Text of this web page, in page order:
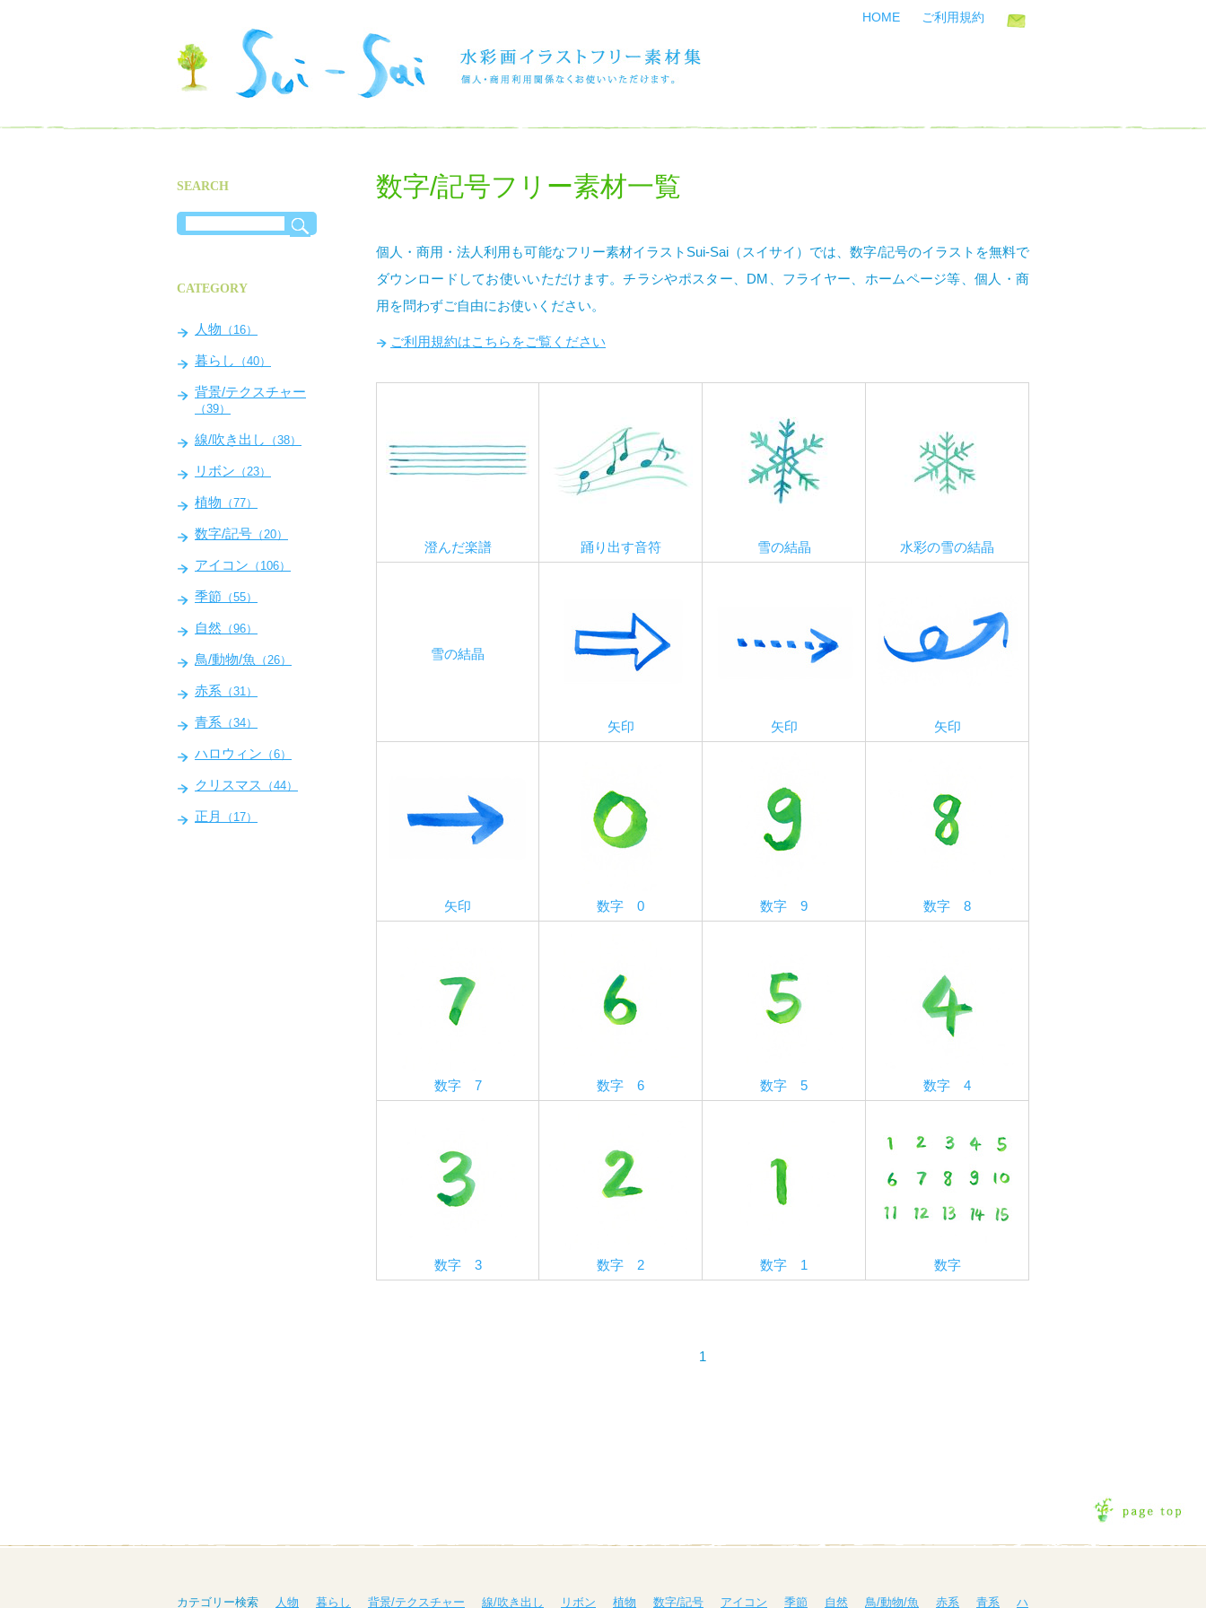
HOME ご利用規約
数字/記号フリー素材一覧
個人・商用・法人利用も可能なフリー素材イラストSui-Sai（スイサイ）では、数字/記号のイラストを無料で
ダウンロードしてお使いいただけます。チラシやポスター、DM、フライヤー、ホームページ等、個人・商
用を問わずご自由にお使いください。
ご利用規約はこちらをご覧ください
澄んだ楽譜 踊り出す音符 雪の結晶 水彩の雪の結晶
雪の結晶
矢印 矢印 矢印
矢印 数字 0 数字 9 数字 8
数字 7 数字 6 数字 5 数字 4
数字 3 数字 2 数字 1 数字
1
SEARCH
CATEGORY
人物 （16）
暮らし （40）
背景/テクスチャー
（39）
線/吹き出し （38）
リボン （23）
植物 （77）
数字/記号 （20）
アイコン （106）
季節 （55）
自然 （96）
鳥/動物/魚 （26）
赤系 （31）
青系 （34）
ハロウィン （6）
クリスマス （44）
正月 （17）
カテゴリー検索 人物 暮らし 背景/テクスチャー 線/吹き出し リボン 植物 数字/記号 アイコン 季節 自然 鳥/動物/魚 赤系 青系 ハ